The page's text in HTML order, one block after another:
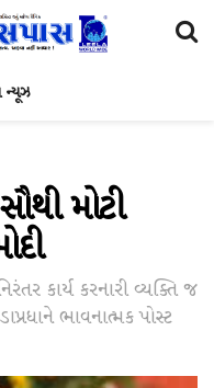
ન્યૂઝ
મોટી
કાર્ય કરનારી વ્યક્તિ જ
ભાવનાત્મક પોસ્ટ